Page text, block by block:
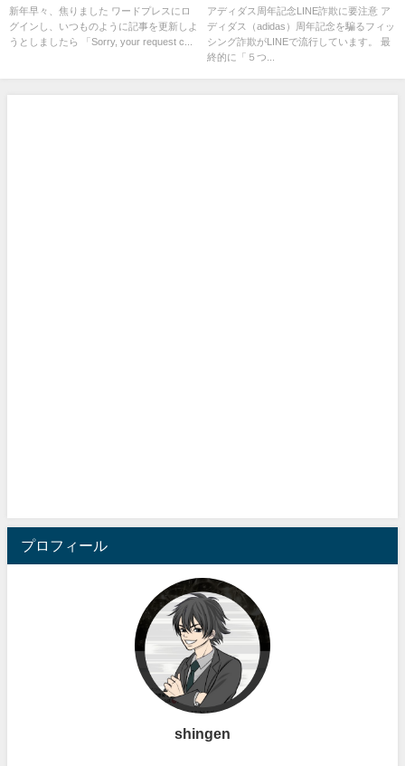
ラーで保存・更新できない
新年早々、焦りました ワードプレスにロ
グインし、いつものように記事を更新しよ
うとしましたら 「Sorry, your request c...
アディダス周年記念LINE詐欺に要注意 ア
ディダス（adidas）周年記念を騙るフィッ
シング詐欺がLINEで流行しています。 最
終的に「５つ...
プロフィール
shingen